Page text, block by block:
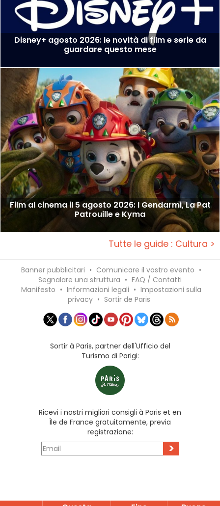
Disney+ agosto 2026: le novità di film e serie da
guardare questo mese
Film al cinema il 5 agosto 2026: I Gendarmi, La Pat
Patrouille e Kyma
Tutte le guide : Cultura >
Banner pubblicitari • Comunicare il vostro evento •
Segnalare una struttura • FAQ / Contatti
Manifesto • Informazioni legali • Impostazioni sulla
privacy • Sortir de Paris
Sortir à Paris, partner dell'Ufficio del
Turismo di Parigi:
Ricevi i nostri migliori consigli à Paris et en
Île de France gratuitamente, previa
registrazione:
>